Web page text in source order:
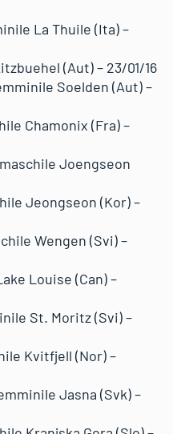
La Thuile (Ita) –
(Aut) – 23/01/16
Soelden (Aut) –
Chamonix (Fra) –
Joengseon
Jeongseon (Kor) –
Wengen (Svi) –
Louise (Can) –
St. Moritz (Svi) –
Kvitfjell (Nor) –
Jasna (Svk) –